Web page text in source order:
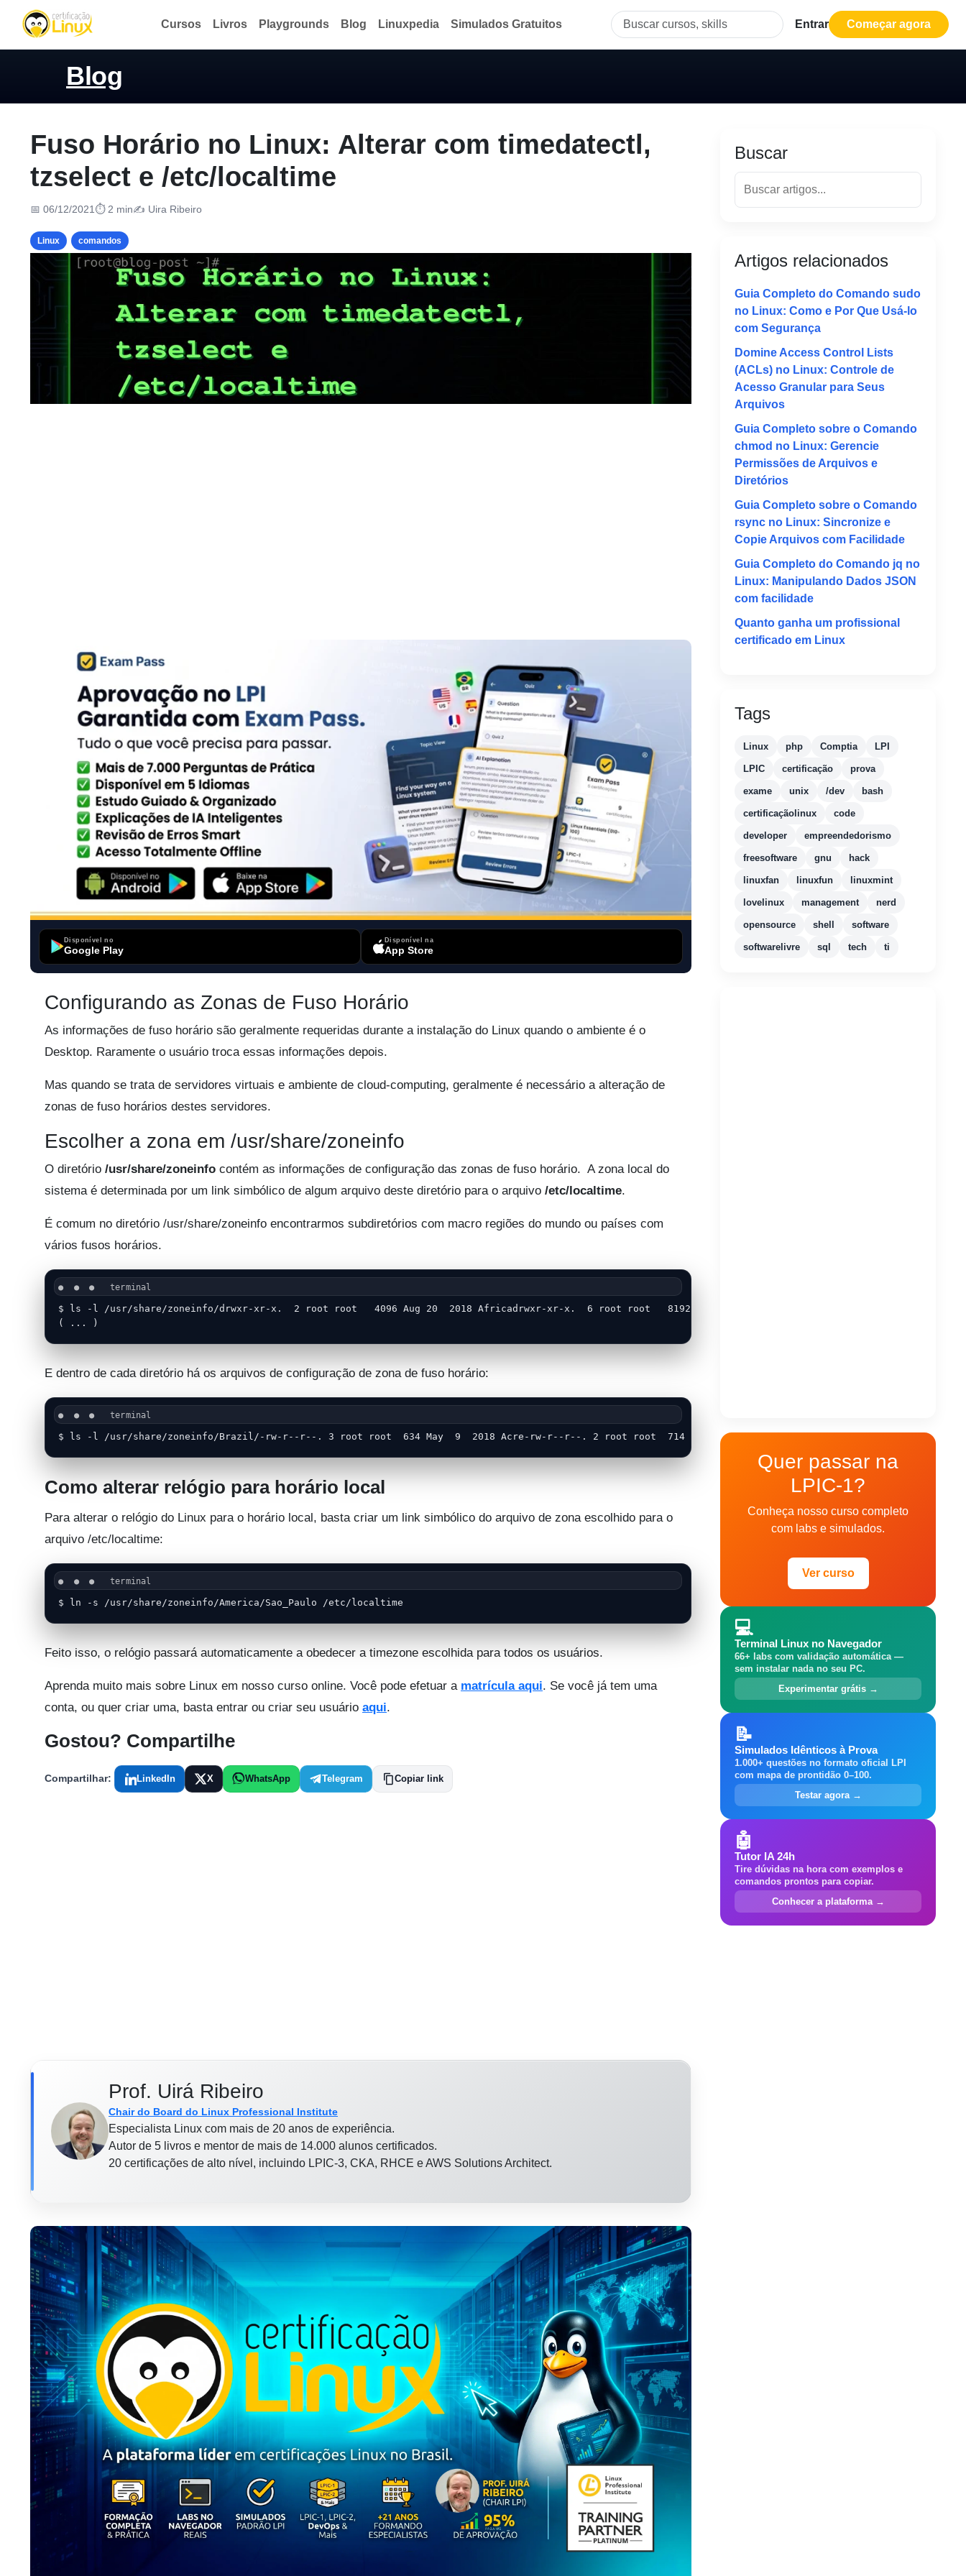
Cursos Livros Playgrounds Blog Linuxpedia Simulados Gratuitos Entrar Começar agora
Blog
Fuso Horário no Linux: Alterar com timedatectl,
tzselect e /etc/localtime
📅 06/12/2021 ⏱ 2 min✍️ Uira Ribeiro
Linux comandos
Disponível no
Google Play
Disponível na
App Store
Configurando as Zonas de Fuso Horário
As informações de fuso horário são geralmente requeridas durante a instalação do Linux quando o ambiente é o
Desktop. Raramente o usuário troca essas informações depois.
Mas quando se trata de servidores virtuais e ambiente de cloud-computing, geralmente é necessário a alteração de
zonas de fuso horários destes servidores.
Escolher a zona em /usr/share/zoneinfo
O diretório /usr/share/zoneinfo contém as informações de configuração das zonas de fuso horário. A zona local do
sistema é determinada por um link simbólico de algum arquivo deste diretório para o arquivo /etc/localtime.
É comum no diretório /usr/share/zoneinfo encontrarmos subdiretórios com macro regiões do mundo ou países com
vários fusos horários.
$ ls -l /usr/share/zoneinfo/drwxr-xr-x.  2 root root   4096 Aug 20  2018 Africadrwxr-xr-x.  6 root root   8192 Aug 20  2018 Americadrwxr-xr-x.  2 root root
( ... )
E dentro de cada diretório há os arquivos de configuração de zona de fuso horário:
$ ls -l /usr/share/zoneinfo/Brazil/-rw-r--r--. 3 root root  634 May  9  2018 Acre-rw-r--r--. 2 root root  714 May  9  2018 DeNoronha-rw-r--r--. 2 root root
Como alterar relógio para horário local
Para alterar o relógio do Linux para o horário local, basta criar um link simbólico do arquivo de zona escolhido para o
arquivo /etc/localtime:
$ ln -s /usr/share/zoneinfo/America/Sao_Paulo /etc/localtime
Feito isso, o relógio passará automaticamente a obedecer a timezone escolhida para todos os usuários.
Aprenda muito mais sobre Linux em nosso curso online. Você pode efetuar a matrícula aqui. Se você já tem uma
conta, ou quer criar uma, basta entrar ou criar seu usuário aqui.
Gostou? Compartilhe
Compartilhar: LinkedIn X WhatsApp Telegram Copiar link
Prof. Uirá Ribeiro
Chair do Board do Linux Professional Institute
Especialista Linux com mais de 20 anos de experiência.
Autor de 5 livros e mentor de mais de 14.000 alunos certificados.
20 certificações de alto nível, incluindo LPIC-3, CKA, RHCE e AWS Solutions Architect.
Buscar
Artigos relacionados
Guia Completo do Comando sudo
no Linux: Como e Por Que Usá-lo
com Segurança
Domine Access Control Lists
(ACLs) no Linux: Controle de
Acesso Granular para Seus
Arquivos
Guia Completo sobre o Comando
chmod no Linux: Gerencie
Permissões de Arquivos e
Diretórios
Guia Completo sobre o Comando
rsync no Linux: Sincronize e
Copie Arquivos com Facilidade
Guia Completo do Comando jq no
Linux: Manipulando Dados JSON
com facilidade
Quanto ganha um profissional
certificado em Linux
Tags
Linux php Comptia LPI
LPIC certificação prova
exame unix /dev bash
certificaçãolinux code
developer empreendedorismo
freesoftware gnu hack
linuxfan linuxfun linuxmint
lovelinux management nerd
opensource shell software
softwarelivre sql tech ti
Quer passar na
LPIC-1?
Conheça nosso curso completo
com labs e simulados.
Ver curso
💻
Terminal Linux no Navegador
66+ labs com validação automática —
sem instalar nada no seu PC.
Experimentar grátis →
📝
Simulados Idênticos à Prova
1.000+ questões no formato oficial LPI
com mapa de prontidão 0–100.
Testar agora →
🤖
Tutor IA 24h
Tire dúvidas na hora com exemplos e
comandos prontos para copiar.
Conhecer a plataforma →